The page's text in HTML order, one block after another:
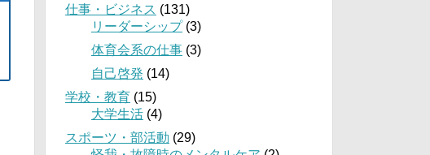
仕事・ビジネス (131)
リーダーシップ(3)
体育会系の仕事 (3)
自己啓発 (14)
学校・教育 (15)
大学生活 (4)
スポーツ・部活動 (29)